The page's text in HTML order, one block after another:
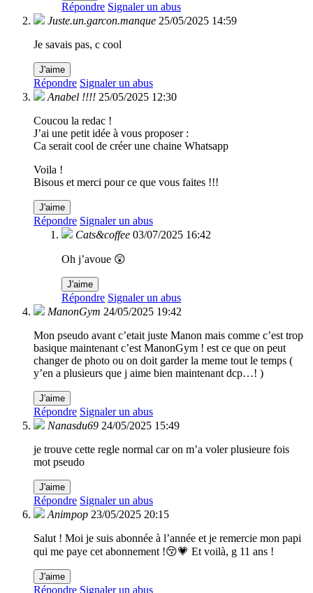
Répondre Signaler un abus
Juste.un.garcon.manque 25/05/2025 14:59
Je savais pas, c cool
J'aime
Répondre Signaler un abus
Anabel !!!! 25/05/2025 12:30
Coucou la redac !
J’ai une petit idée à vous proposer :
Ca serait cool de créer une chaine Whatsapp
Voila !
Bisous et merci pour ce que vous faites !!!
J'aime
Répondre Signaler un abus
Cats&coffee 03/07/2025 16:42
Oh j’avoue 😲
J'aime
Répondre Signaler un abus
ManonGym 24/05/2025 19:42
Mon pseudo avant c’etait juste Manon mais comme c’est trop
basique maintenant c’est ManonGym ! est ce que on peut
changer de photo ou on doit garder la meme tout le temps (
y’en a plusieurs que j aime bien maintenant dcp…! )
J'aime
Répondre Signaler un abus
Nanasdu69 24/05/2025 15:49
je trouve cette regle normal car on m’a voler plusieure fois
mot pseudo
J'aime
Répondre Signaler un abus
Animpop 23/05/2025 20:15
Salut ! Moi je suis abonnée à l’année et je remercie mon papi
qui me paye cet abonnement !😚💗 Et voilà, g 11 ans !
J'aime
Répondre Signaler un abus